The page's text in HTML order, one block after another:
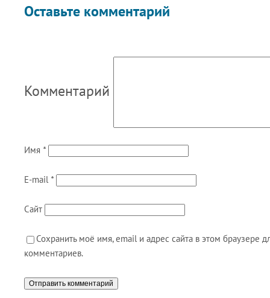
Оставьте комментарий
Комментарий
Имя *
E-mail *
Сайт
Сохранить моё имя, email и адрес сайта в этом браузере
комментариев.